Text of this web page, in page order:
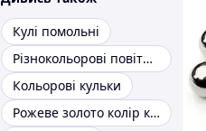
Кулі помольні
Різнокольорові повітряні кулі
Кольорові кульки
Рожеве золото колір куль